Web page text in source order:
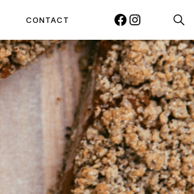
CONTACT
FACEBOOK
INSTAGRAM